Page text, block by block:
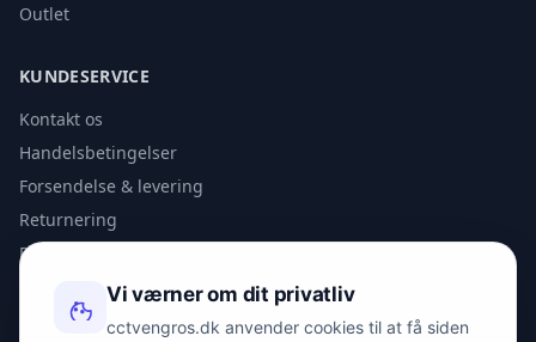
Outlet
KUNDESERVICE
Kontakt os
Handelsbetingelser
Forsendelse & levering
Returnering
Privatlivspolitik
KONTAKT
Vi værner om dit privatliv
cctvengros.dk anvender cookies til at få siden